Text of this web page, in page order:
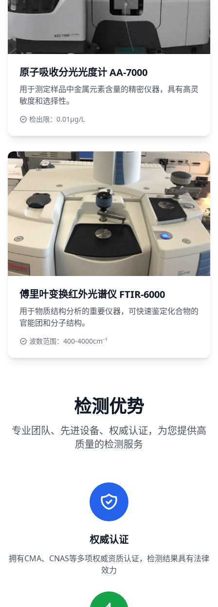
原子吸收分光光度计 AA-7000
用于测定样品中金属元素含量的精密仪器，具有高灵
敏度和选择性。
检出限：0.01μg/L
傅里叶变换红外光谱仪 FTIR-6000
用于物质结构分析的重要仪器，可快速鉴定化合物的
官能团和分子结构。
波数范围：400-4000cm⁻¹
检测优势
专业团队、先进设备、权威认证，为您提供高
质量的检测服务
权威认证
拥有CMA、CNAS等多项权威资质认证，检测结果具有法律
效力